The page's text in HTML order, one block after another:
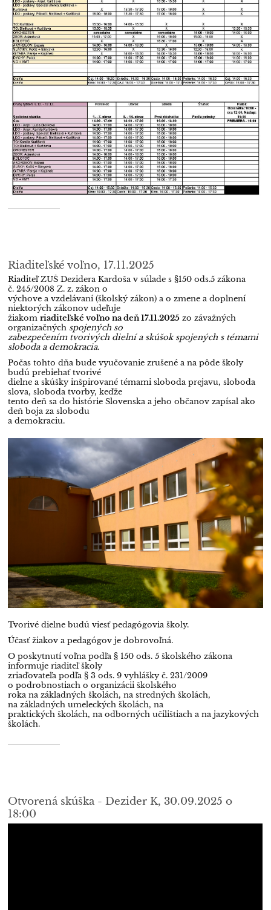
Riaditeľské voľno, 17.11.2025
Riaditeľ ZUŠ Dezidera Kardoša v súlade s §150 ods.5 zákona
č. 245/2008 Z. z. zákon o
výchove a vzdelávaní (školský zákon) a o zmene a doplnení
niektorých zákonov udeľuje
žiakomriaditeľské voľno na deň 17.11.2025 zo závažných
organizačných spojených so
zabezpečením tvorivých dielní a skúšok spojených s témami
sloboda a demokracia.
Počas tohto dňa bude vyučovanie zrušené a na pôde školy
budú prebiehať tvorivé
dielne a skúšky inšpirované témami sloboda prejavu, sloboda
slova, sloboda tvorby, keďže
tento deň sa do histórie Slovenska a jeho občanov zapísal ako
deň boja za slobodu
a demokraciu.
Tvorivé dielne budú viesť pedagógovia školy.
Účasť žiakov a pedagógov je dobrovoľná.
O poskytnutí voľna podľa § 150 ods. 5 školského zákona
informuje riaditeľ školy
zriaďovateľa podľa § 3 ods. 9 vyhlášky č. 231/2009
o podrobnostiach o organizácii školského
roka na základných školách, na stredných školách,
na základných umeleckých školách, na
praktických školách, na odborných učilištiach a na jazykových
školách.
Otvorená skúška - Dezider K, 30.09.2025 o
18:00